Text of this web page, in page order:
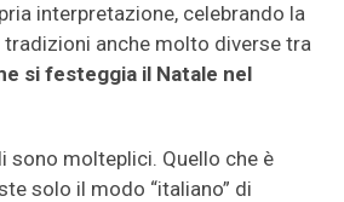
interpretazione, celebrando la
anche molto diverse tra
si festeggia il Natale nel
sono molteplici. Quello che è
solo il modo “italiano” di